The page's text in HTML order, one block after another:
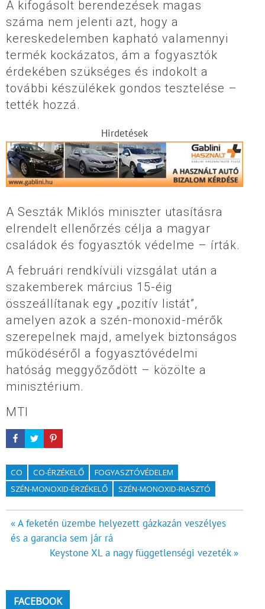
A kifogásolt berendezések magas
száma nem jelenti azt, hogy a
kereskedelemben kapható valamennyi
termék kockázatos, ám a fogyasztók
érdekében szükséges és indokolt a
további készülékek gondos tesztelése –
tették hozzá.
Hirdetések
A Seszták Miklós miniszter utasításra
elrendelt ellenőrzés célja a magyar
családok és fogyasztók védelme – írták.
A februári rendkívüli vizsgálat után a
szakemberek március 15-éig
összeállítanak egy „pozitív listát”,
amelyen azok a szén-monoxid-mérők
szerepelnek majd, amelyek biztonságos
működéséről a fogyasztóvédelmi
hatóság meggyőződött – közölte a
minisztérium.
MTI
CO CO-ÉRZÉKELŐ
FOGYASZTÓVÉDELEM
SZÉN-MONOXID-ÉRZÉKELŐ
SZÉN-MONOXID-RIASZTÓ
Bejegyzés
navigáció
« A feketén üzembe helyezett gázkazán veszélyes
és a garancia sem jár rá
Keystone XL a nagy függetlenségi vezeték »
FACEBOOK